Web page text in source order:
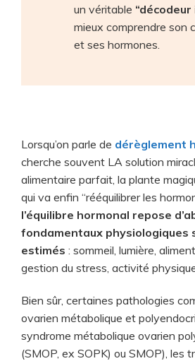
un véritable
mieux comprendre son
et ses hormones.
Lorsqu’on parle de dérèglement
cherche souvent LA solution
alimentaire parfait, la plante
qui va enfin “rééquilibrer les
l’équilibre hormonal repose
fondamentaux physiologiques
estimés : sommeil, lumière,
gestion du stress, activité
Bien sûr, certaines pathologies
ovarien métabolique et
syndrome métabolique ovarien
(SMOP, ex SOPK) ou SMOP), les